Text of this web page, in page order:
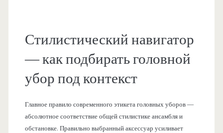
Стилистический навигатор
— как подбирать головной
убор под контекст
Главное правило современного этикета головных уборов —
абсолютное соответствие общей стилистике ансамбля и
обстановке. Правильно выбранный аксессуар усиливает